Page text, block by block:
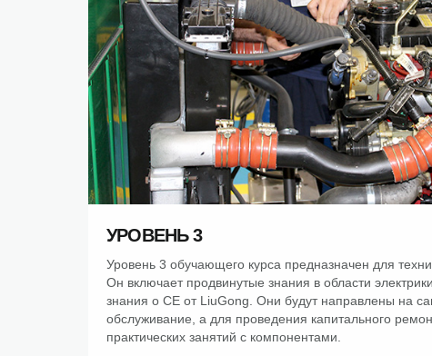
УРОВЕНЬ 3
Уровень 3 обучающего курса предназначен для
Он включает продвинутые знания в области
знания о CE от LiuGong. Они будут направлены на
обслуживание, а для проведения капитального
практических занятий с компонентами.